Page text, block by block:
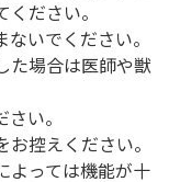
ださい。
いでください。
た場合は医師や獣
い。
控えください。
よっては機能が十